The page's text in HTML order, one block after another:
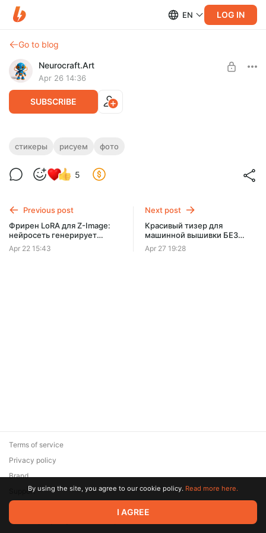
EN LOG IN
Go to blog
Neurocraft.Art
Apr 26 14:36
SUBSCRIBE
Стикер-пак "Аниме-эмоции" из нашей
загрузить в Telegram
*Промпты для генерации 19 стикеров (одна героиня,
разные эмоции
*Как подготовить картинки под требования Teлeграм
*Пошаговая з...
НЕЙРО-КРАФТЕР
стикеры рисуем фото
5
Previous post
Фрирен LoRA для Z-Image:
нейросеть генерирует
аниме-эльфийку в стиле
вышивки на худи и футболки
Apr 22 15:43
Next post
Красивый тизер для
машинной вышивки БЕЗ
Photoshop | Урок по Krita
Apr 27 19:28
© 2026 Zaya Solutions Limited. All rights reserved. All trademarks
are the property of their respective owners.
Terms of service
Privacy policy
Brand
SupportBy using the site, you agree to our cookie policy. Read more here.
I AGREE